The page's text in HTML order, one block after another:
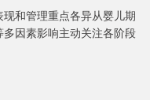
和管理重点各异从婴儿期
因素影响主动关注各阶段